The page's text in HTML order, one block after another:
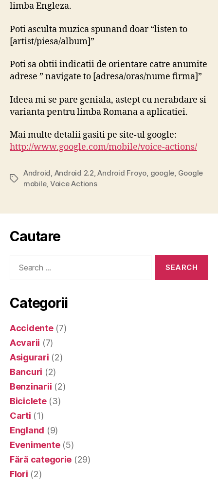
limba Engleza.
Poti asculta muzica spunand doar “listen to
[artist/piesa/album]”
Poti sa obtii indicatii de orientare catre anumite
adrese ” navigate to [adresa/oras/nume firma]”
Ideea mi se pare geniala, astept cu nerabdare si
varianta pentru limba Romana a aplicatiei.
Mai multe detalii gasiti pe site-ul google:
http://www.google.com/mobile/voice-actions/
Tags
Android, Android 2.2,Android Froyo, google, Google
mobile, Voice Actions
Cautare
Categorii
Accidente(7)
Acvarii (7)
Asigurari (2)
Bancuri (2)
Benzinarii (2)
Biciclete(3)
Carti (1)
England (9)
Evenimente(5)
Fără categorie (29)
Flori (2)